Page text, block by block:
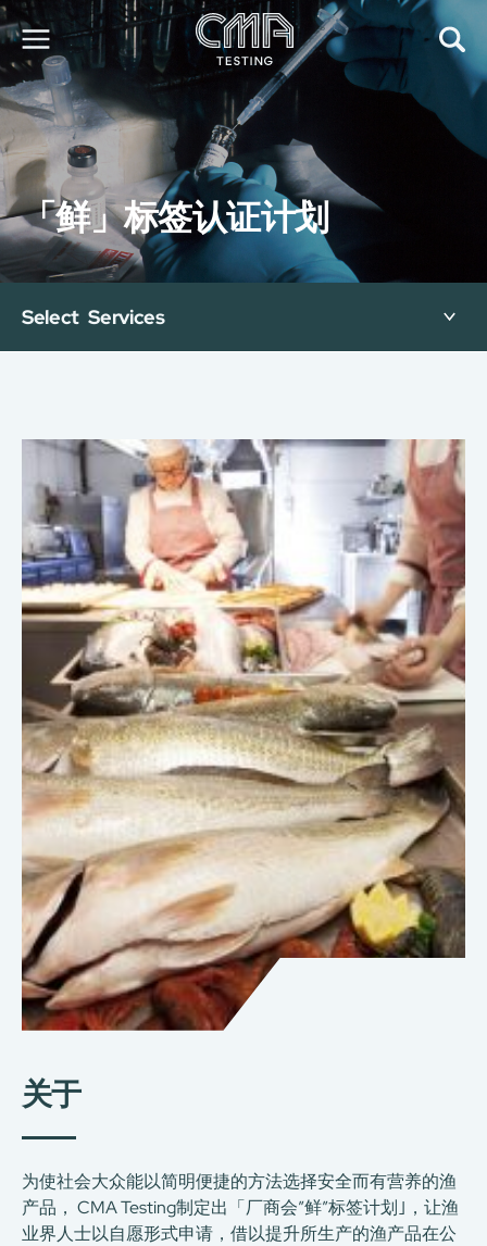
关于我们
我们的服务
最新消息
加入我们
环球支援
联络我们
服务申请
工厂服务预约
「鲜」标签认证计划
Select Services
关于
为使社会大众能以简明便捷的方法选择安全而有营养的渔
产品， CMA Testing制定出「厂商会”鲜”标签计划｣，让渔
业界人士以自愿形式申请，借以提升所生产的渔产品在公